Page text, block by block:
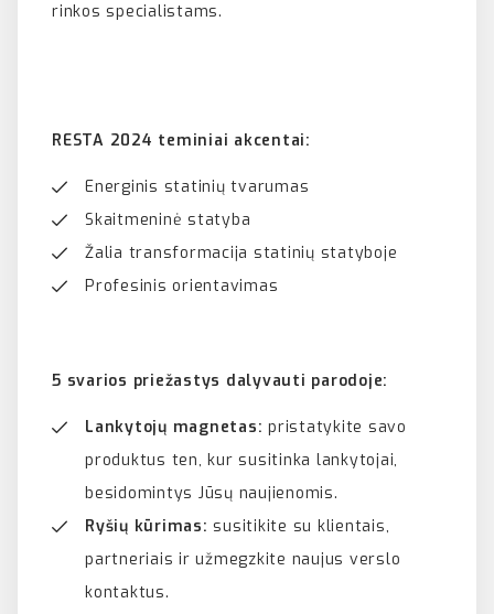
rinkos specialistams.
RESTA 2024 teminiai akcentai:
Energinis statinių tvarumas
Skaitmeninė statyba
Žalia transformacija statinių statyboje
Profesinis orientavimas
5 svarios priežastys dalyvauti parodoje:
Lankytojų magnetas: pristatykite savo
produktus ten, kur susitinka lankytojai,
besidomintys Jūsų naujienomis.
Ryšių kūrimas: susitikite su klientais,
partneriais ir užmegzkite naujus verslo
kontaktus.